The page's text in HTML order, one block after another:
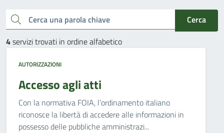
Cerca una parola chiave
Cerca
4servizi trovati in ordine alfabetico
AUTORIZZAZIONI
Accesso agli atti
Con la normativa FOIA, l’ordinamento italiano
riconosce la libertà di accedere alle informazioni in
possesso delle pubbliche amministrazi...